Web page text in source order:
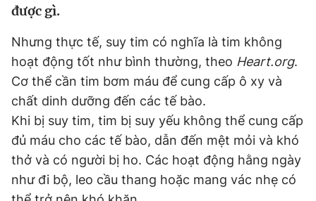
Video
Sản phẩm khác
Tiện ích Bạn cần biết
Thông tin tòa soạn Liên hệ quảng cáo
được gì.
Nhưng thực tế, suy tim có nghĩa là tim không
hoạt động tốt như bình thường, theo Heart.org.
Cơ thể cần tim bơm máu để cung cấp ô xy và
chất dinh dưỡng đến các tế bào.
Khi bị suy tim, tim bị suy yếu không thể cung cấp
đủ máu cho các tế bào, dẫn đến mệt mỏi và khó
thở và có người bị ho. Các hoạt động hằng ngày
như đi bộ, leo cầu thang hoặc mang vác nhẹ có